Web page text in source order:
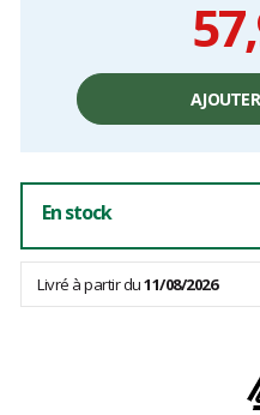
unitaire,
En stock
Livré à partir du11/08/2026